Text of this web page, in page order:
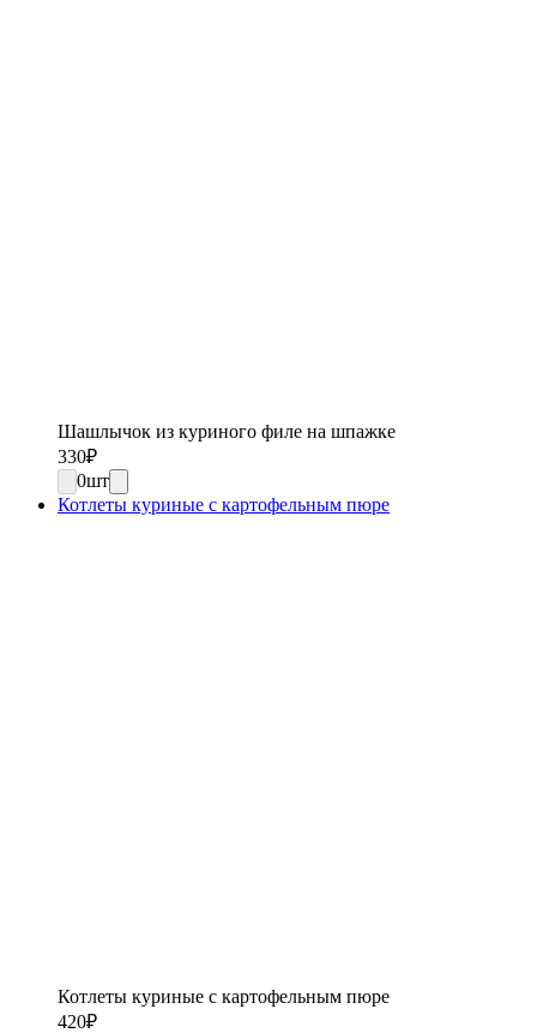
Шашлычок из куриного филе на шпажке
330₽
0шт
Котлеты куриные с картофельным пюре
Котлеты куриные с картофельным пюре
420₽